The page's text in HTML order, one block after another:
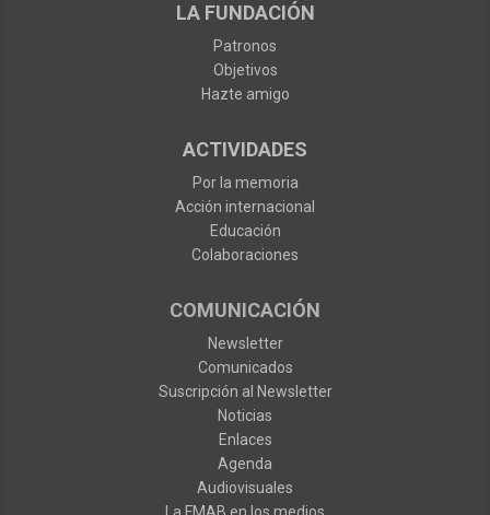
LA FUNDACIÓN
Patronos
Objetivos
Hazte amigo
ACTIVIDADES
Por la memoria
Acción internacional
Educación
Colaboraciones
COMUNICACIÓN
Newsletter
Comunicados
Suscripción al Newsletter
Noticias
Enlaces
Agenda
Audiovisuales